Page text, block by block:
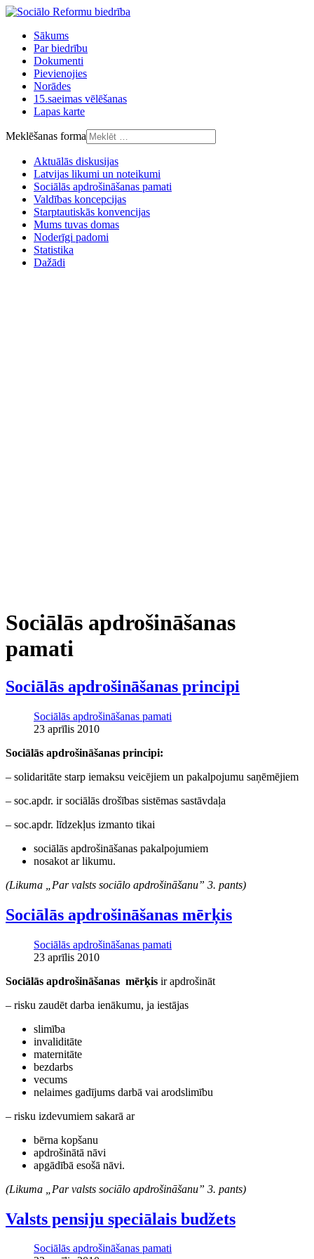
Sākums
Par biedrību
Dokumenti
Pievienojies
Norādes
15.saeimas vēlēšanas
Lapas karte
Meklēšanas forma
Aktuālās diskusijas
Latvijas likumi un noteikumi
Sociālās apdrošināšanas pamati
Valdības koncepcijas
Starptautiskās konvencijas
Mums tuvas domas
Noderīgi padomi
Statistika
Dažādi
Sociālās apdrošināšanas
pamati
Sociālās apdrošināšanas principi
Sociālās apdrošināšanas pamati
23 aprīlis 2010
Sociālās apdrošināšanas principi:
– solidaritāte starp iemaksu veicējiem un pakalpojumu saņēmējiem
– soc.apdr. ir sociālās drošības sistēmas sastāvdaļa
– soc.apdr. līdzekļus izmanto tikai
sociālās apdrošināšanas pakalpojumiem
nosakot ar likumu.
(Likuma „Par valsts sociālo apdrošināšanu” 3. pants)
Sociālās apdrošināšanas mērķis
Sociālās apdrošināšanas pamati
23 aprīlis 2010
Sociālās apdrošināšanas mērķis ir apdrošināt
– risku zaudēt darba ienākumu, ja iestājas
slimība
invaliditāte
maternitāte
bezdarbs
vecums
nelaimes gadījums darbā vai arodslimību
– risku izdevumiem sakarā ar
bērna kopšanu
apdrošinātā nāvi
apgādībā esošā nāvi.
(Likuma „Par valsts sociālo apdrošināšanu” 3. pants)
Valsts pensiju speciālais budžets
Sociālās apdrošināšanas pamati